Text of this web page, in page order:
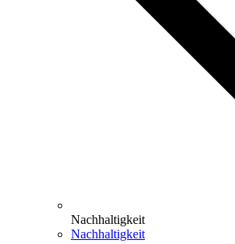
Nachhaltigkeit
Nachhaltigkeit